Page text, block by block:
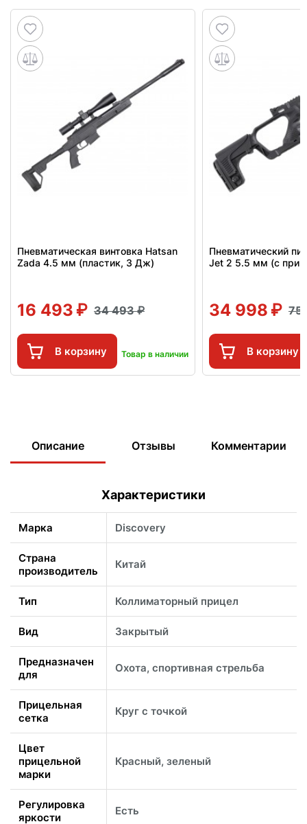
Пневматическая винтовка Hatsan
Zada 4.5 мм (пластик, 3 Дж)
16 493 34 493
В корзину Товар в наличии
Пневматический
Jet 2 5.5 мм (с
34 998 75
В корзину
Описание Отзывы Комментарии
Характеристики
Марка Discovery
Страна
производитель
Китай
Тип Коллиматорный прицел
Вид Закрытый
Предназначен
для
Охота, спортивная стрельба
Прицельная
сетка
Круг с точкой
Цвет
прицельной
марки
Красный, зеленый
Регулировка
яркости
Есть